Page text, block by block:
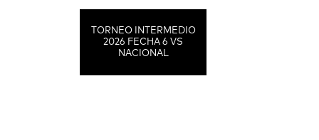
TORNEO INTERMEDIO
2026 FECHA 6 VS
NACIONAL